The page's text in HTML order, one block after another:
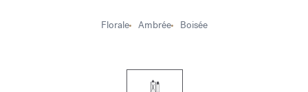
Florale Ambrée Boisée